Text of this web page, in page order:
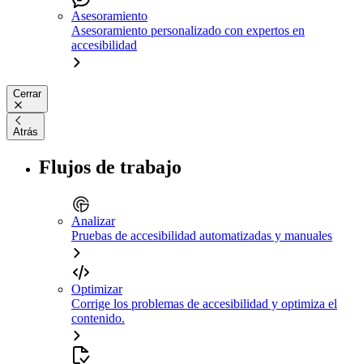
Asesoramiento
Asesoramiento personalizado con expertos en
accesibilidad
Cerrar
Atrás
Flujos de trabajo
Analizar
Pruebas de accesibilidad automatizadas y manuales
Optimizar
Corrige los problemas de accesibilidad y optimiza el
contenido.